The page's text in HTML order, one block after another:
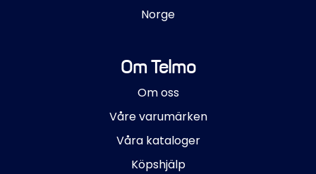
Norge
Om Telmo
Om oss
Våre varumärken
Våra kataloger
Köpshjälp